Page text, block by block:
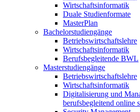
Wirtschaftsinformatik
Duale Studienformate
MasterPlan
Bachelorstudiengänge
Betriebswirtschaftslehre
Wirtschaftsinformatik
Berufsbegleitende BWL
Masterstudiengänge
Betriebswirtschaftslehre
Wirtschaftsinformatik
Digitalisierung und
berufsbegleitend online